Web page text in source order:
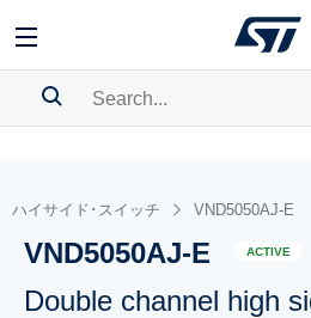
BOOKMARK
Pleaselog into show your saved
ハイサイド･スイッチ VND5050AJ-E
VND5050AJ-E ACTIVE
Double channel high